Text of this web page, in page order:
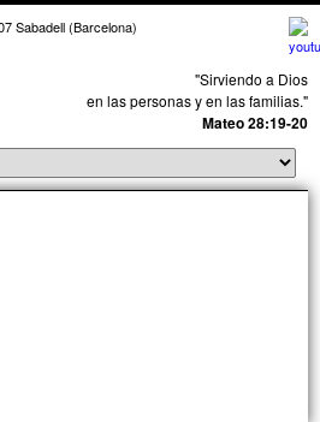
Sabadell (Barcelona)
"Sirviendo a Dios
en las personas y en las familias."
Mateo 28:19-20